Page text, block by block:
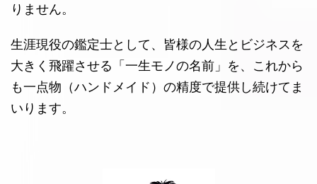
りません。
生涯現役の鑑定士として、皆様の人生とビジネスを
大きく飛躍させる「一生モノの名前」を、これから
も一点物（ハンドメイド）の精度で提供し続けてま
いります。